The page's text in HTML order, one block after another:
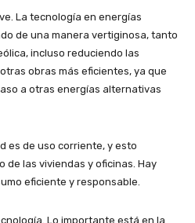
La tecnología en energías
de una manera vertiginosa, tanto
incluso reduciendo las
obras más eficientes, ya que
a otras energías alternativas
es de uso corriente, y esto
las viviendas y oficinas. Hay
eficiente y responsable.
Lo importante está en la